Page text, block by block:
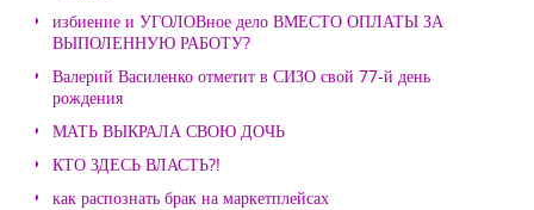
избиение и УГОЛОВное дело ВМЕСТО ОПЛАТЫ ЗА
ВЫПОЛЕННУЮ РАБОТУ?
Валерий Василенко отметит в СИЗО свой 77-й день
рождения
МАТЬ ВЫКРАЛА СВОЮ ДОЧЬ
КТО ЗДЕСЬ ВЛАСТЬ?!
как распознать брак на маркетплейсах